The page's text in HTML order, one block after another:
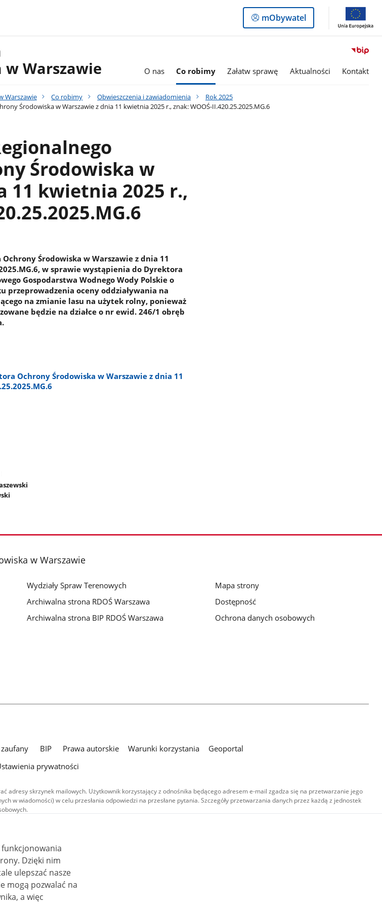
Logowanie
do
mObywatel
Warszawie
O nas Co robimy Załatw sprawę Aktualności Kontakt
Warszawie Co robimy Obwieszczenia i zawiadomienia
Rok 2025
Środowiska w Warszawie z dnia 11 kwietnia 2025 r., znak: WOOŚ-II.420.25.2025.MG.6
Środowiska w
11 kwietnia 2025 r.,
Środowiska w Warszawie z dnia 11
w sprawie wystąpienia do Dyrektora
Gospodarstwa Wodnego Wody Polskie o
przeprowadzenia oceny oddziaływania na
na zmianie lasu na użytek rolny, ponieważ
będzie na działce o nr ewid. 246/1 obręb
Ochrony Środowiska w Warszawie z dnia 11
w Warszawie
Wydziały Spraw Terenowych
Archiwalna strona RDOŚ Warszawa
Archiwalna strona BIP RDOŚ Warszawa
Mapa strony
Dostępność
Ochrona danych osobowych
BIP Prawa autorskie Warunki korzystania
Geoportal
prywatności
adresy skrzynek mailowych. Użytkownik korzystający z odnośnika będącego adresem e-mail zgadza się na przetwarzanie jego
w wiadomości) w celu przesłania odpowiedzi na przesłane pytania. Szczegóły przetwarzania danych przez każdą z jednostek
wyłączeniem treści audiowizualnych), są
uznanie autorstwa - na tych samych
audiowizualne, w tym zdjęcia, materiały audio i wideo,
Commons: uznanie autorstwa użycie niekomercyjne -
4.0), o ile nie jest to stwierdzone inaczej.
nim
ulepszać nasze
a więc